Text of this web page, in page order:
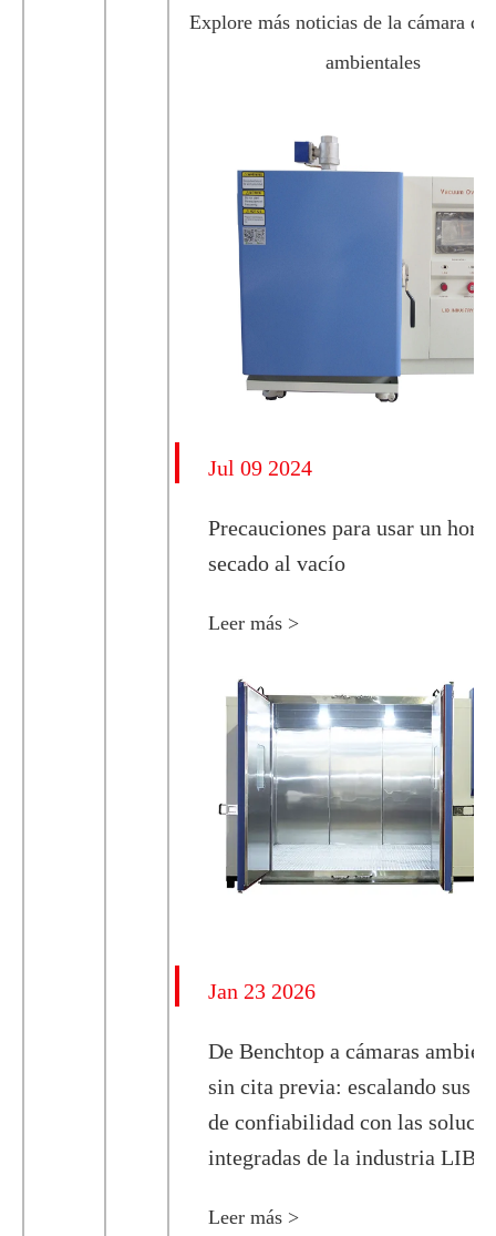
Explore más noticias de la cámara de
ambientales
Jul 09 2024
Precauciones para usar un
secado al vacío
Leer más >
Jan 23 2026
De Benchtop a cámaras
sin cita previa: escalando sus
de confiabilidad con las
integradas de la industria LIB
Leer más >